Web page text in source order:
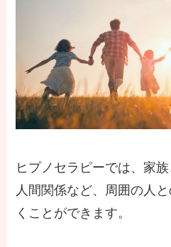
ヒプノセラピーでは、家
人間関係など、周囲の人
くことができます。